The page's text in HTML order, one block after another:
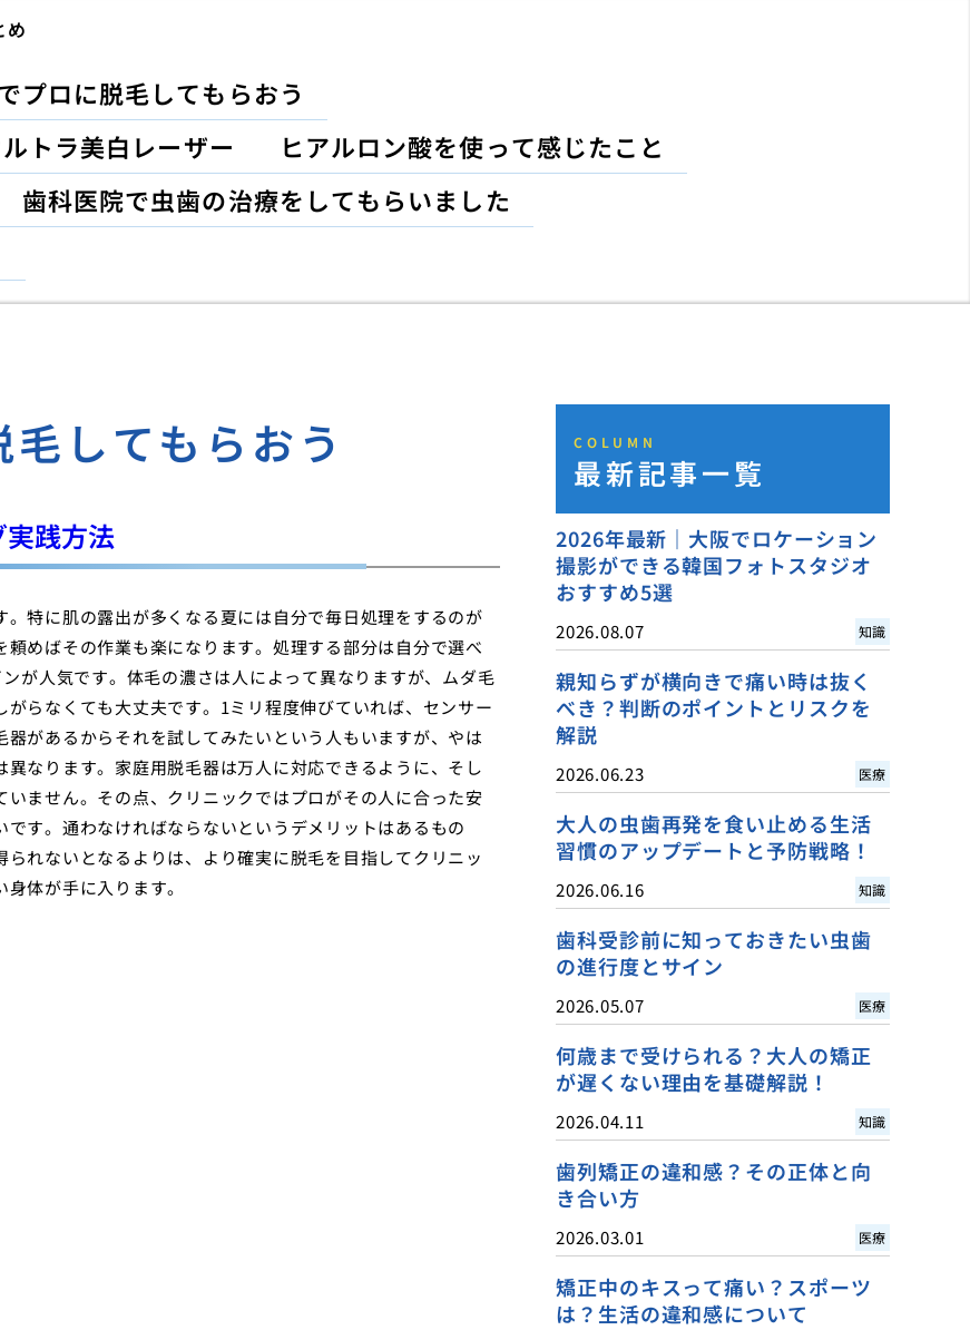
め
プロに脱毛してもらおう
トラ美白レーザー
ヒアルロン酸を使って感じたこと
歯科医院で虫歯の治療をしてもらいました
してもらおう
践方法
特に肌の露出が多くなる夏には自分で毎日処理をするのが
めばその作業も楽になります。処理する部分は自分で選べ
が人気です。体毛の濃さは人によって異なりますが、ムダ毛
らなくても大丈夫です。1ミリ程度伸びていれば、センサー
があるからそれを試してみたいという人もいますが、やは
なります。家庭用脱毛器は万人に対応できるように、そし
ません。その点、クリニックではプロがその人に合った安
す。通わなければならないというデメリットはあるもの
れないとなるよりは、より確実に脱毛を目指してクリニッ
体が手に入ります。
COLUMN
最新記事一覧
2026年最新｜大阪でロケーション
撮影ができる韓国フォトスタジオ
おすすめ5選
2026.08.07 知識
親知らずが横向きで痛い時は抜く
べき？判断のポイントとリスクを
解説
2026.06.23 医療
大人の虫歯再発を食い止める生活
習慣のアップデートと予防戦略！
2026.06.16 知識
歯科受診前に知っておきたい虫歯
の進行度とサイン
2026.05.07 医療
何歳まで受けられる？大人の矯正
が遅くない理由を基礎解説！
2026.04.11 知識
歯列矯正の違和感？その正体と向
き合い方
2026.03.01 医療
矯正中のキスって痛い？スポーツ
は？生活の違和感について